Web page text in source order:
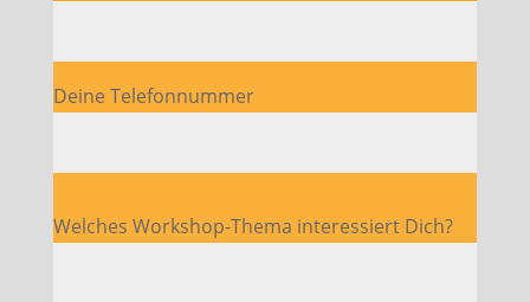
Deine Telefonnummer
Bitte lasse dieses Feld leer.
Welches Workshop-Thema interessiert Dich?